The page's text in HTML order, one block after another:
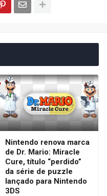
Nintendo renova marca
de Dr. Mario: Miracle
Cure, título “perdido”
da série de puzzle
lançado para Nintendo
3DS